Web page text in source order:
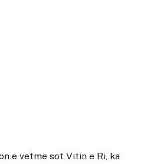
e vetme sot Vitin e Ri, ka